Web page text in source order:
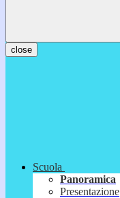
close
Scuola
Panoramica
Presentazione